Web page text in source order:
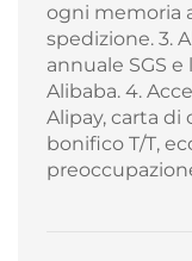
ogni memoria
spedizione. 3.
annuale SGS e
Alibaba. 4.
Alipay, carta di
bonifico T/T,